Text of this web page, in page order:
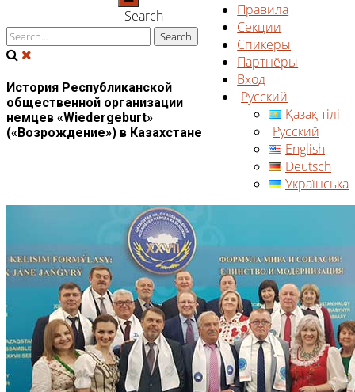
Правила
Секции
Спикеры
Партнёры
Вход
Русский
Қазақ тілі
Русский
English
Deutsch
Українська
Search
История Республиканской
общественной организации
немцев «Wiedergeburt»
(«Возрождение») в Казахстане